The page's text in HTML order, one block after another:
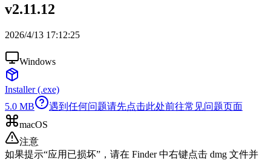
v2.11.12
2026/4/13 17:12:25
Windows
Installer (.exe)
5.0 MB
遇到任何问题请先点击此处前往常见问题页面
macOS
注意
如果提示“应用已损坏”，请在 Finder 中右键点击 dmg 文件并